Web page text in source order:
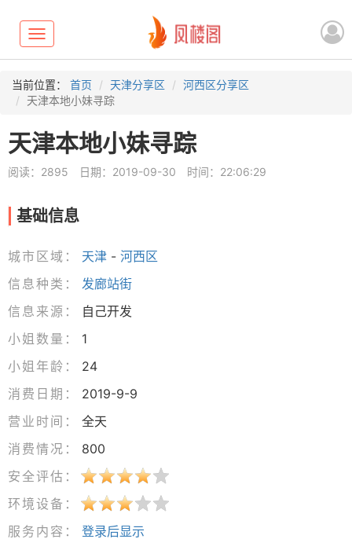
Toggle
navigation
当前位置： 首页 天津分享区
河西区分享区
天津本地小妹寻踪
天津本地小妹寻踪
阅读：2895 日期：2019-09-30 时间：22:06:29
基础信息
城市区域： 天津 - 河西区
信息种类：
发廊站街
信息来源：
自己开发
小姐数量：
1
小姐年龄：
24
消费日期：
2019-9-9
营业时间：
全天
消费情况：
800
安全评估：
环境设备：
服务内容：
登录后显示